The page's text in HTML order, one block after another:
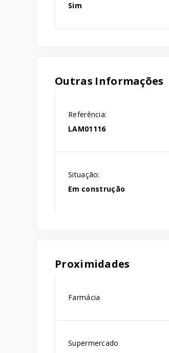
Sim
Outras Informações
Referência:
LAM01116
Situação:
Em construção
Proximidades
Farmácia
Supermercado